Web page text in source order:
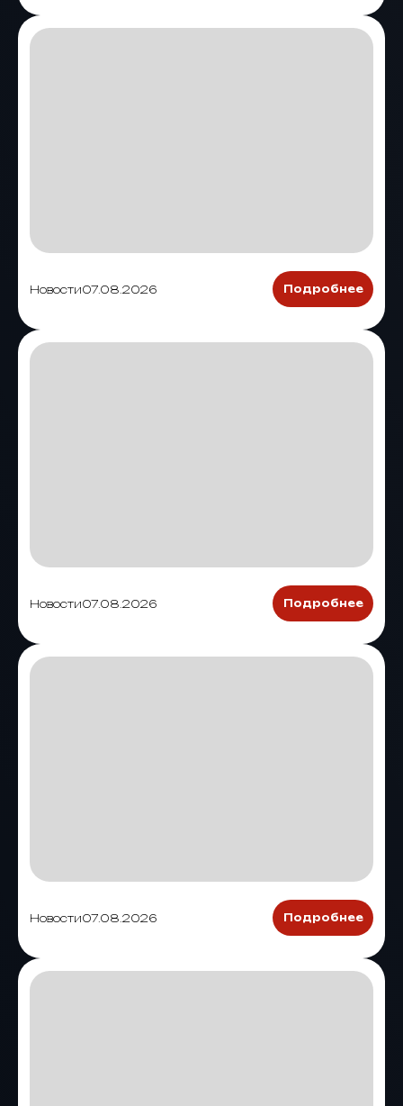
Новости07.08.2026 Подробнее
Новости07.08.2026 Подробнее
Новости07.08.2026 Подробнее